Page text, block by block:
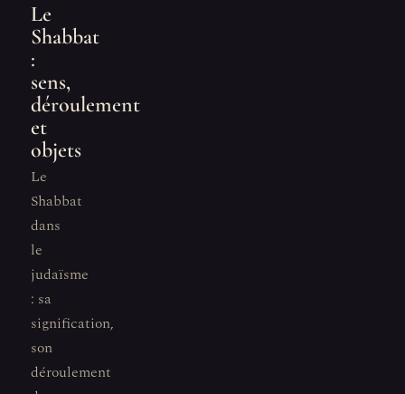
Le
Shabbat
:
sens,
déroulement
et
objets
Le
Shabbat
dans
le
judaïsme
: sa
signification,
son
déroulement